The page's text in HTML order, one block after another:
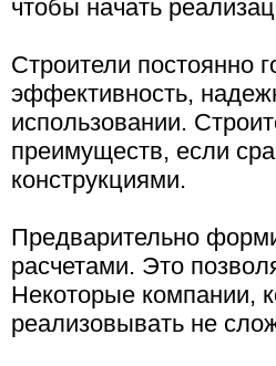
чтобы начать
Строители постоянно
эффективность,
использовании.
преимуществ, если
конструкциями.
Предварительно
расчетами. Это
Некоторые компании,
реализовывать не